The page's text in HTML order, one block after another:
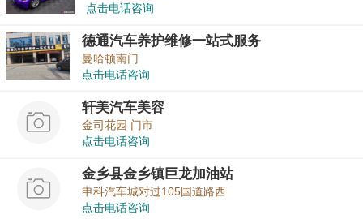
点击电话咨询
德通汽车养护维修一站式服务
曼哈顿南门
点击电话咨询
轩美汽车美容
金司花园 门市
点击电话咨询
金乡县金乡镇巨龙加油站
申科汽车城对过105国道路西
点击电话咨询